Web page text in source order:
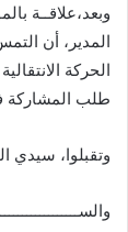
وبعد،علاقــة
المدير، أن
الحركة
طلب المشاركة
وتقبلوا، سيدي